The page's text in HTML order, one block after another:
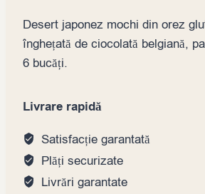
Desert japonez mochi din orez
înghețată de ciocolată belgiană,
6 bucăți.
Livrare rapidă
Satisfacție garantată
Plăți securizate
Livrări garantate